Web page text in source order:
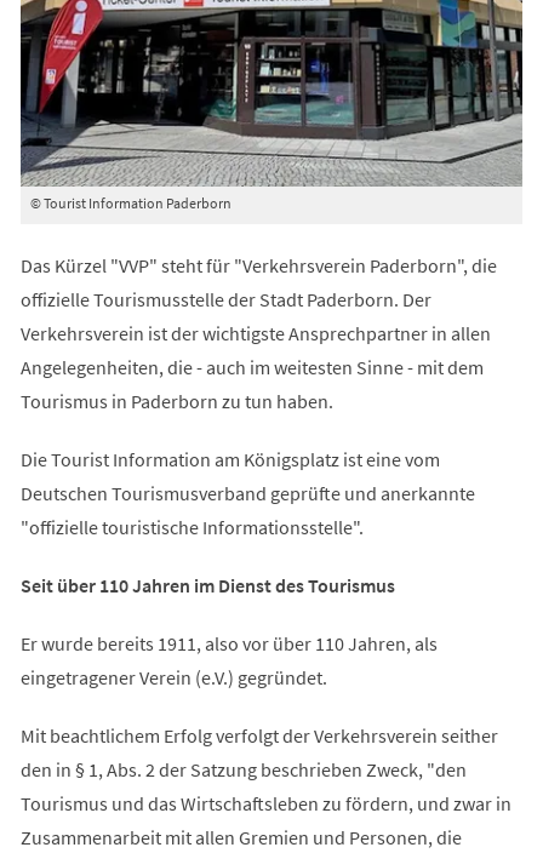
© Tourist Information Paderborn
Das Kürzel "VVP" steht für "Verkehrsverein Paderborn", die
offizielle Tourismusstelle der Stadt Paderborn. Der
Verkehrsverein ist der wichtigste Ansprechpartner in allen
Angelegenheiten, die - auch im weitesten Sinne - mit dem
Tourismus in Paderborn zu tun haben.
Die Tourist Information am Königsplatz ist eine vom
Deutschen Tourismusverband geprüfte und anerkannte
"offizielle touristische Informationsstelle".
Seit über 110 Jahren im Dienst des Tourismus
Er wurde bereits 1911, also vor über 110 Jahren, als
eingetragener Verein (e.V.) gegründet.
Mit beachtlichem Erfolg verfolgt der Verkehrsverein seither
den in § 1, Abs. 2 der Satzung beschrieben Zweck, "den
Tourismus und das Wirtschaftsleben zu fördern, und zwar in
Zusammenarbeit mit allen Gremien und Personen, die